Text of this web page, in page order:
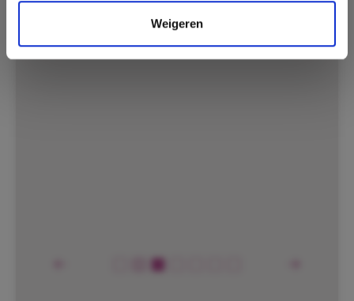
Weigeren